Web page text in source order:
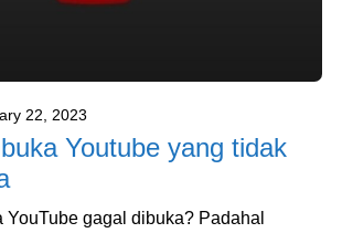
22, 2023
Youtube yang tidak
YouTube gagal dibuka? Padahal